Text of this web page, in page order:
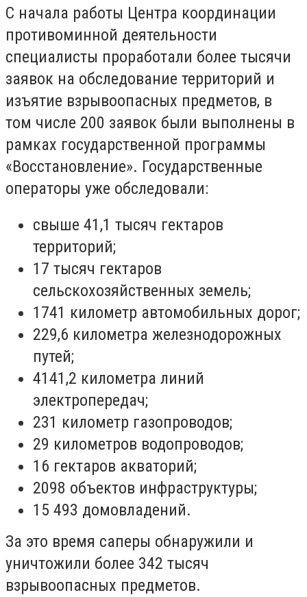
С начала работы Центра координации
противоминной деятельности
специалисты проработали более тысячи
заявок на обследование территорий и
изъятие взрывоопасных предметов, в
том числе 200 заявок были выполнены в
рамках государственной программы
«Восстановление». Государственные
операторы уже обследовали:
свыше 41,1 тысяч гектаров
территорий;
17 тысяч гектаров
сельскохозяйственных земель;
1741 километр автомобильных дорог;
229,6 километра железнодорожных
путей;
4141,2 километра линий
электропередач;
231 километр газопроводов;
29 километров водопроводов;
16 гектаров акваторий;
2098 объектов инфраструктуры;
15 493 домовладений.
За это время саперы обнаружили и
уничтожили более 342 тысяч
взрывоопасных предметов.